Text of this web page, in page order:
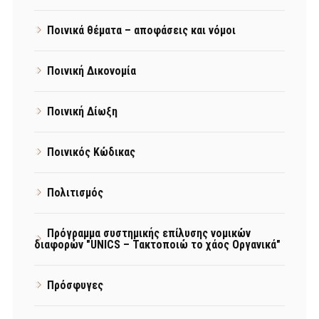
Ποινικά θέματα – αποφάσεις και νόμοι
Ποινική Δικονομία
Ποινική Δίωξη
Ποινικός Κώδικας
Πολιτισμός
Πρόγραμμα συστημικής επίλυσης νομικών
διαφορών "UNICS – Τακτοποιώ το χάος Οργανικά"
Πρόσφυγες